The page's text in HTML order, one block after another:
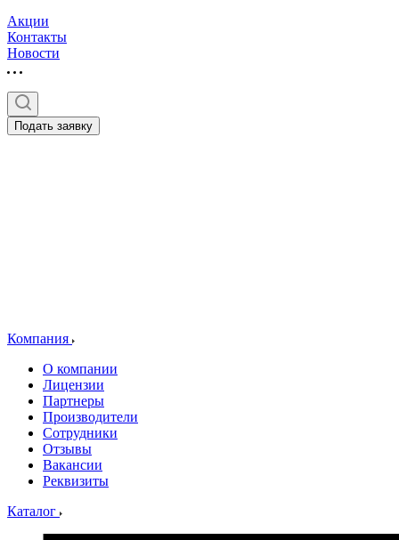
Акции
Контакты
Новости
Подать заявку
Компания
О компании
Лицензии
Партнеры
Производители
Сотрудники
Отзывы
Вакансии
Реквизиты
Каталог